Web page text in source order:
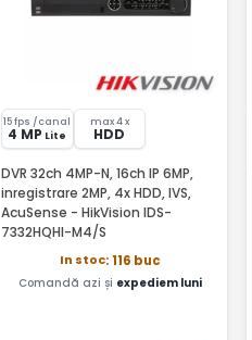
15 fps /canal
4 MP Lite
max 4 x
HDD
DVR 32ch 4MP-N, 16ch IP 6MP,
inregistrare 2MP, 4x HDD, IVS,
AcuSense - HikVision IDS-
7332HQHI-M4/S
In stoc: 116 buc
Comandă azi și expediem luni